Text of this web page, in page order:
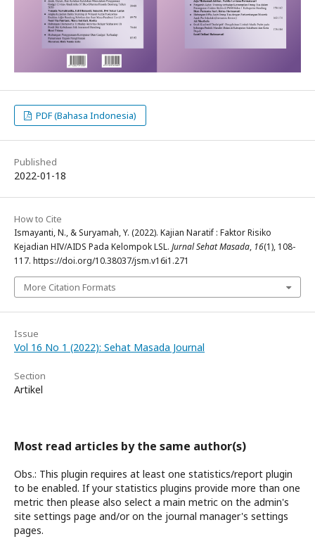
PDF (Bahasa Indonesia)
Published
2022-01-18
How to Cite
Ismayanti, N., & Suryamah, Y. (2022). Kajian Naratif : Faktor Risiko
Kejadian HIV/AIDS Pada Kelompok LSL. Jurnal Sehat Masada, 16(1), 108-
117. https://doi.org/10.38037/jsm.v16i1.271
More Citation Formats
Issue
Vol 16 No 1 (2022): Sehat Masada Journal
Section
Artikel
Most read articles by the same author(s)
Obs.: This plugin requires at least one statistics/report plugin
to be enabled. If your statistics plugins provide more than one
metric then please also select a main metric on the admin's
site settings page and/or on the journal manager's settings
pages.